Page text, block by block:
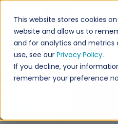
This website stores cookies
website and allow us to
and for analytics and metrics
use, see our Privacy Policy.
If you decline, your
remember your preference